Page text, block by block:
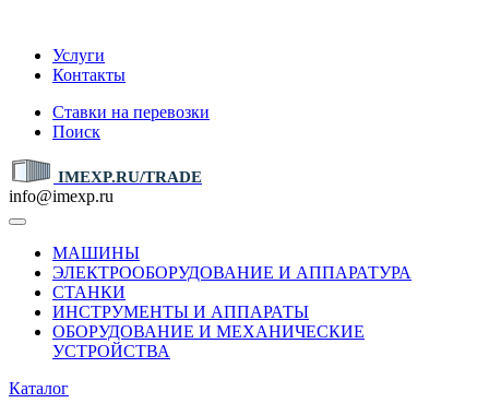
Услуги
Контакты
Ставки на перевозки
Поиск
IMEXP.RU/TRADE
info@imexp.ru
МАШИНЫ
ЭЛЕКТРООБОРУДОВАНИЕ И АППАРАТУРА
СТАНКИ
ИНСТРУМЕНТЫ И АППАРАТЫ
ОБОРУДОВАНИЕ И МЕХАНИЧЕСКИЕ
УСТРОЙСТВА
Каталог